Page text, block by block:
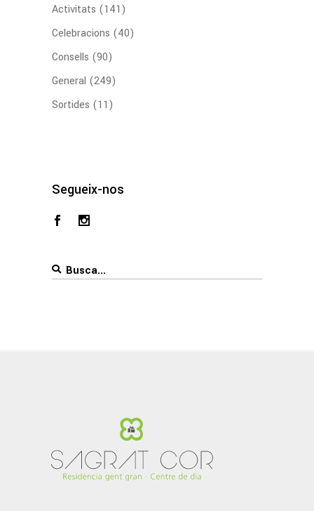
Activitats (141)
Celebracions (40)
Consells (90)
General (249)
Sortides (11)
Segueix-nos
Search